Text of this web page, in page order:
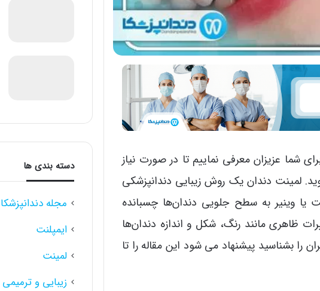
شما عزیزان معرفی نماییم تا در صورت نیاز
لمینت دندان یک روش زیبایی دندانپزشکی
یا وینیر به سطح جلویی دندان‌ها چسبانده
ظاهری مانند رنگ، شکل و اندازه دندان‌ها
را بشناسید پیشنهاد می شود این مقاله را تا
دسته بندی ها
مجله دندانپزشکا
ایمپلنت
لمینت
زیبایی و ترمیمی